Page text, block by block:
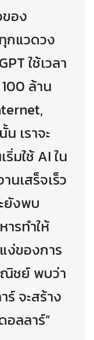
ของ
กแวดวง
ใช้เวลา
ล้าน
เราจะ
มใช้ AI ใน
นเสร็จเร็ว
ยังพบ
ารทำให้
ง่ของการ
ชย์ พบว่า
จะสร้าง
ลลาร์”